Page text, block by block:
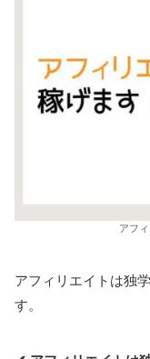
アフ
アフィリエイトは独
す。